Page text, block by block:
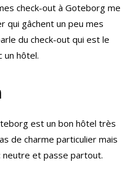
check-out à Goteborg me
qui gâchent un peu mes
du check-out qui est le
un hôtel.
est un bon hôtel très
de charme particulier mais
neutre et passe partout.